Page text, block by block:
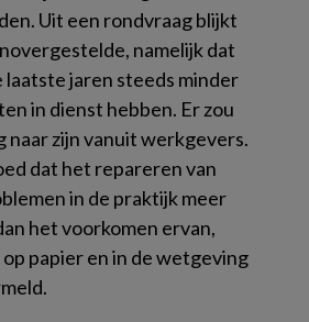
Uit een rondvraag blijkt
namelijk dat
jaren steeds minder
in dienst hebben. Er zou
naar zijn vanuit werkgevers.
dat het repareren van
in de praktijk meer
het voorkomen ervan,
papier en in de wetgeving